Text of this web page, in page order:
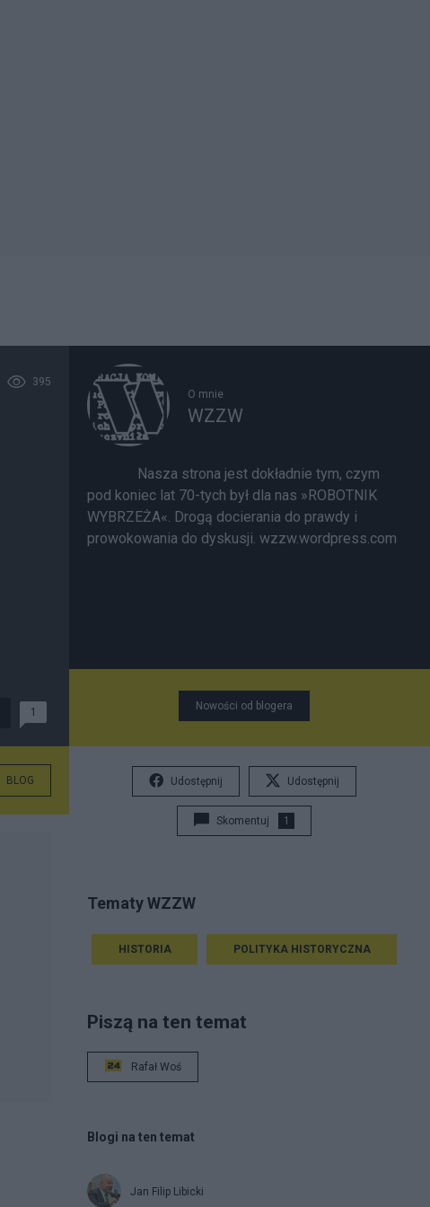
395
1
BLOG
O mnie
WZZW
Nasza strona jest dokładnie tym, czym
pod koniec lat 70-tych był dla nas »ROBOTNIK
WYBRZEŻA«. Drogą docierania do prawdy i
prowokowania do dyskusji. wzzw.wordpress.com
Nowości od blogera
Udostępnij Udostępnij
Skomentuj 1
Tematy WZZW
HISTORIA POLITYKA HISTORYCZNA
Piszą na ten temat
Rafał Woś
Blogi na ten temat
Jan Filip Libicki